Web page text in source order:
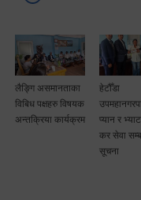
लैङ्गि असमानताका
विबिध पक्षहरु विषयक
अन्तक्रिया कार्यक्रम
हेटौँडा
प्यान र
कर सेवा
सूचना